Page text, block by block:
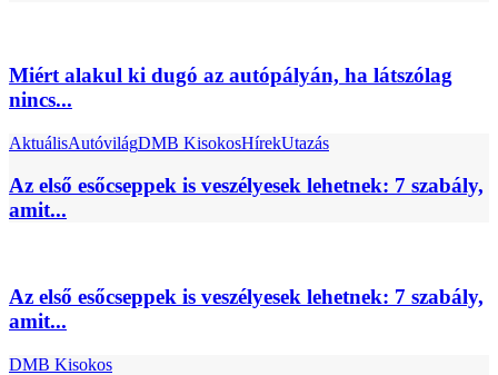
Miért alakul ki dugó az autópályán, ha látszólag
nincs...
AktuálisAutóvilágDMB KisokosHírekUtazás
Az első esőcseppek is veszélyesek lehetnek: 7 szabály,
amit...
Az első esőcseppek is veszélyesek lehetnek: 7 szabály,
amit...
DMB Kisokos